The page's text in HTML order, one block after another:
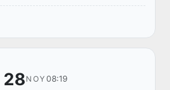
mamlakatimizdagi
elchisi Oleg Malginovni
28NOY 08:19